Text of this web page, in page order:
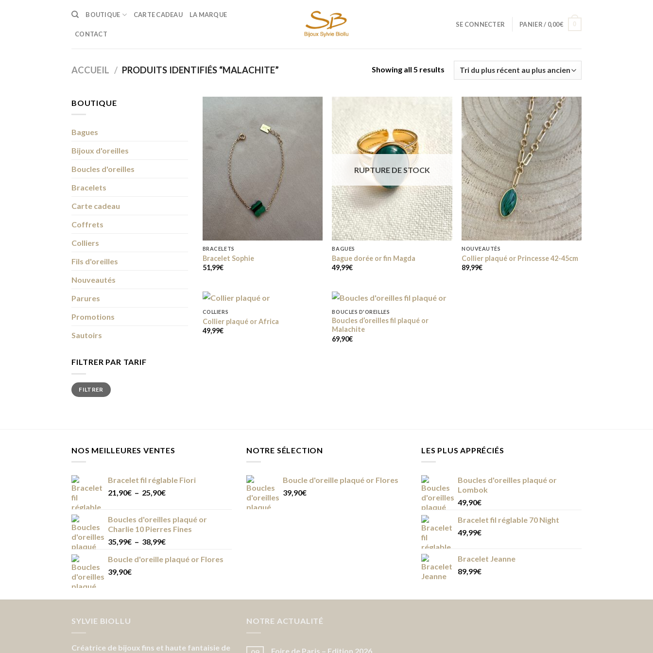
BOUTIQUE CARTE CADEAU LA MARQUE
CONTACT
SE CONNECTER PANIER / 0,00€ 0
ACCUEIL / PRODUITS IDENTIFIÉS “MALACHITE” Showing all 5 results
BOUTIQUE
Bagues
Bijoux d'oreilles
Boucles d'oreilles
Bracelets
Carte cadeau
Coffrets
Colliers
Fils d'oreilles
Nouveautés
Parures
Promotions
Sautoirs
FILTRER PAR TARIF
Prix
min
Prix
maxFILTRER
BRACELETS
Bracelet Sophie
51,99€
Add to
wishlist
RUPTURE DE STOCK
BAGUES
Bague dorée or fin Magda
49,99€
Add to
wishlist
NOUVEAUTÉS
Collier plaqué or Princesse 42-45cm
89,99€
COLLIERS
Collier plaqué or Africa
49,99€
BOUCLES D'OREILLES
Boucles d’oreilles fil plaqué or
Malachite
69,90€
NOS MEILLEURES VENTES
Bracelet fil réglable Fiori
21,90€ – 25,90€Plage
21,90€
à
25,90€
Boucles d'oreilles plaqué or
Charlie 10 Pierres Fines
35,99€ – 38,99€Plage
prix :
Boucle d'oreille plaqué or Flores
39,90€
NOTRE SÉLECTION
Boucle d'oreille plaqué or Flores
39,90€
LES PLUS APPRÉCIÉS
Boucles d'oreilles plaqué or
Lombok
49,90€
Bracelet fil réglable 70 Night
49,99€
Bracelet Jeanne
89,99€
SYLVIE BIOLLU
Créatrice de bijoux fins et haute fantaisie de
NOTRE ACTUALITÉ
Foire de Paris – Edition 2026